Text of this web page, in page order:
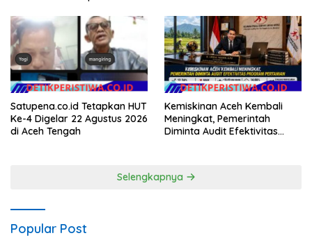
Teknologi, dan Kepastian
Hukum Menuju Indonesia
Emas 2045
Satupena.co.id Tetapkan HUT
Ke-4 Digelar 22 Agustus 2026
di Aceh Tengah
Kemiskinan Aceh Kembali
Meningkat, Pemerintah
Diminta Audit Efektivitas
Selengkapnya
Popular Post